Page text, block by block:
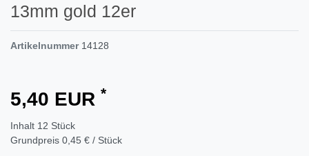
13mm gold 12er
Artikelnummer 14128
5,40 EUR *
Inhalt 12 Stück
Grundpreis 0,45 € / Stück